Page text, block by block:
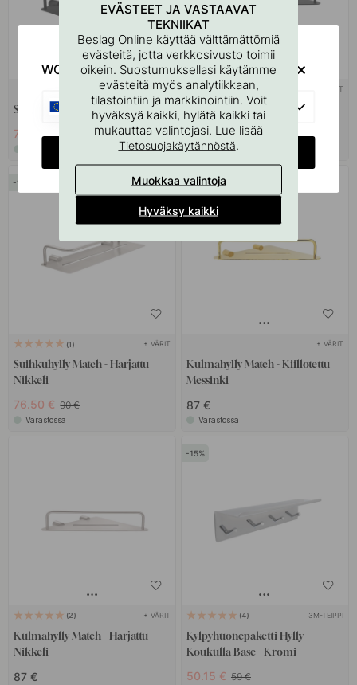
+ VÄRIT
Suihkuhylly Match - Mattamusta
76.50 €
+ VÄRIT
Kulmahylly Match - Mattamusta
87 €
Varastossa
15
1 + VÄRIT
Suihkuhylly Match - Harjattu
Nikkeli
76.50 € 90 €
Varastossa
+ VÄRIT
Kulmahylly Match - Kiillotettu
Messinki
87 €
Varastossa
2 + VÄRIT
Kulmahylly Match - Harjattu
Nikkeli
87 €
15
4 3M-TEIPPI
Kylpyhuonepaketti Hylly
Koukulla Base - Kromi
50.15 € 59 €
EVÄSTEET JA VASTAAVAT
TEKNIIKAT
Beslag Online käyttää välttämättömiä
evästeitä, jotta verkkosivusto toimii
oikein. Suostumuksellasi käytämme
evästeitä myös analytiikkaan,
tilastointiin ja markkinointiin. Voit
hyväksyä kaikki, hylätä kaikki tai
mukauttaa valintojasi. Lue lisää
Tietosuojakäytännöstä.
Muokkaa valintoja
Hyväksy kaikki
WOULD YOU RATHER VISIT?
EU
CHANGE COUNTRY